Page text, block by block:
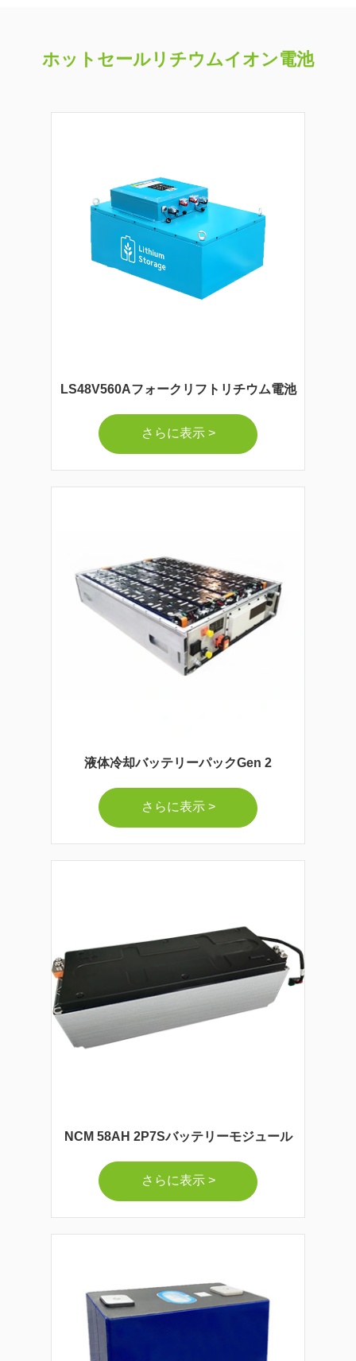
ホットセールリチウムイオン電池
LS48V560Aフォークリフトリチウム電池
さらに表示 >
液体冷却バッテリーパックGen 2
さらに表示 >
NCM 58AH 2P7Sバッテリーモジュール
さらに表示 >